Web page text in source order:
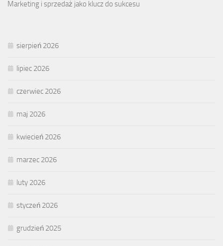
Marketing i sprzedaż jako klucz do sukcesu
sierpień 2026
lipiec 2026
czerwiec 2026
maj 2026
kwiecień 2026
marzec 2026
luty 2026
styczeń 2026
grudzień 2025